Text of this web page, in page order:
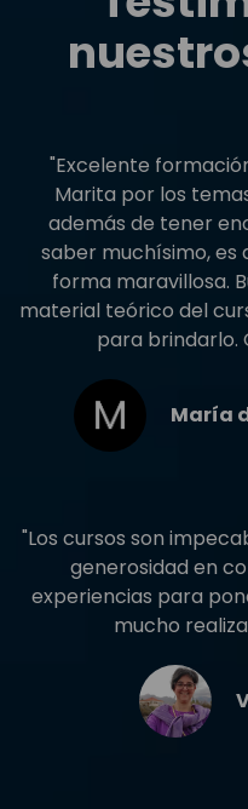
"Excelente
Marita por los
además de tener
saber muchísimo, es
forma maravillosa.
material teórico del
para brindarlo.
María
"Los cursos son
generosidad en
experiencias para
mucho